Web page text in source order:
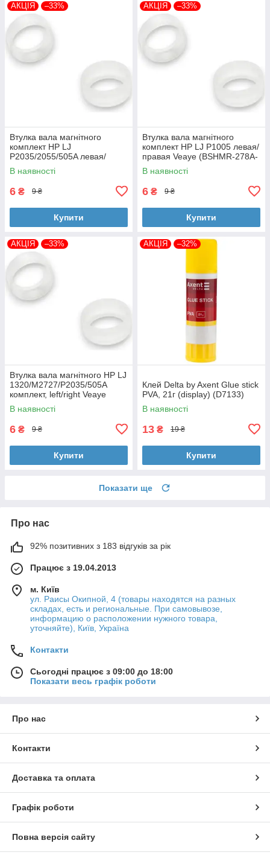
АКЦІЯ –33%
Втулка вала магнітного
комплект HP LJ
P2035/2055/505A левая/
правая Veaye (BSHMR-505A-
VE)
В наявності
6 ₴ 9 ₴
Купити
АКЦІЯ –33%
Втулка вала магнітного
комплект HP LJ P1005 левая/
правая Veaye (BSHMR-278A-
VE)
В наявності
6 ₴ 9 ₴
Купити
АКЦІЯ –33%
Втулка вала магнітного HP LJ
1320/M2727/P2035/505A
комплект, left/right Veaye
(BSHMR-505U-VE)
В наявності
6 ₴ 9 ₴
Купити
АКЦІЯ –32%
Клей Delta by Axent Glue stick
PVA, 21г (display) (D7133)
В наявності
13 ₴ 19 ₴
Купити
Показати ще
Про нас
92% позитивних з 183 відгуків за рік
Працює з 19.04.2013
м. Київ
ул. Раисы Окипной, 4 (товары находятся на разных
складах, есть и региональные. При самовывозе,
информацию о расположении нужного товара,
уточняйте), Київ, Україна
Контакти
Сьогодні працює з 09:00 до 18:00
Показати весь графік роботи
Про нас
Контакти
Доставка та оплата
Графік роботи
Повна версія сайту